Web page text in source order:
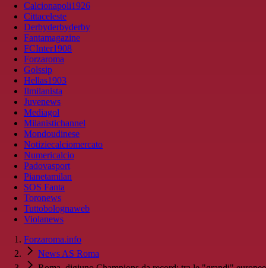
Calcionapoli1926
Cittaceleste
Derbyderbyderby
Fantamagazine
FCInter1908
Forzaroma
Golssip
Hellas1903
Ilmilanista
Juvenews
Mediagol
Milanistichannel
Mondoudinese
Notiziecalciomercato
Numericalcio
Padovasport
Pianetamilan
SOS Fanta
Toronews
Tuttobolognaweb
Violanews
Forzaroma.info
News AS Roma